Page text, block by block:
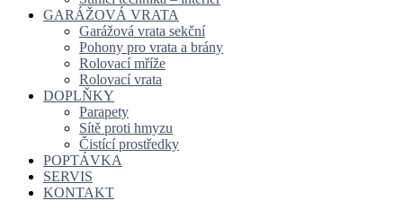
GARÁŽOVÁ VRATA
Garážová vrata sekční
Pohony pro vrata a brány
Rolovací mříže
Rolovací vrata
DOPLŇKY
Parapety
Sítě proti hmyzu
Čistící prostředky
POPTÁVKA
SERVIS
KONTAKT